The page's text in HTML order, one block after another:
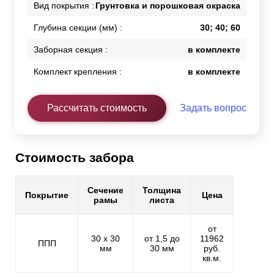
Вид покрытия : Грунтовка и порошковая окраска
Глубина секции (мм) : 30; 40; 60
Заборная секция : в комплекте
Комплект крепления : в комплекте
Рассчитать стоимость Задать вопрос
Стоимость забора
Покрытие
Сечение
рамы
Толщина
листа
Цена
ППП
30 х 30
мм
от 1,5 до
30 мм
от
11962
руб.
кв.м.